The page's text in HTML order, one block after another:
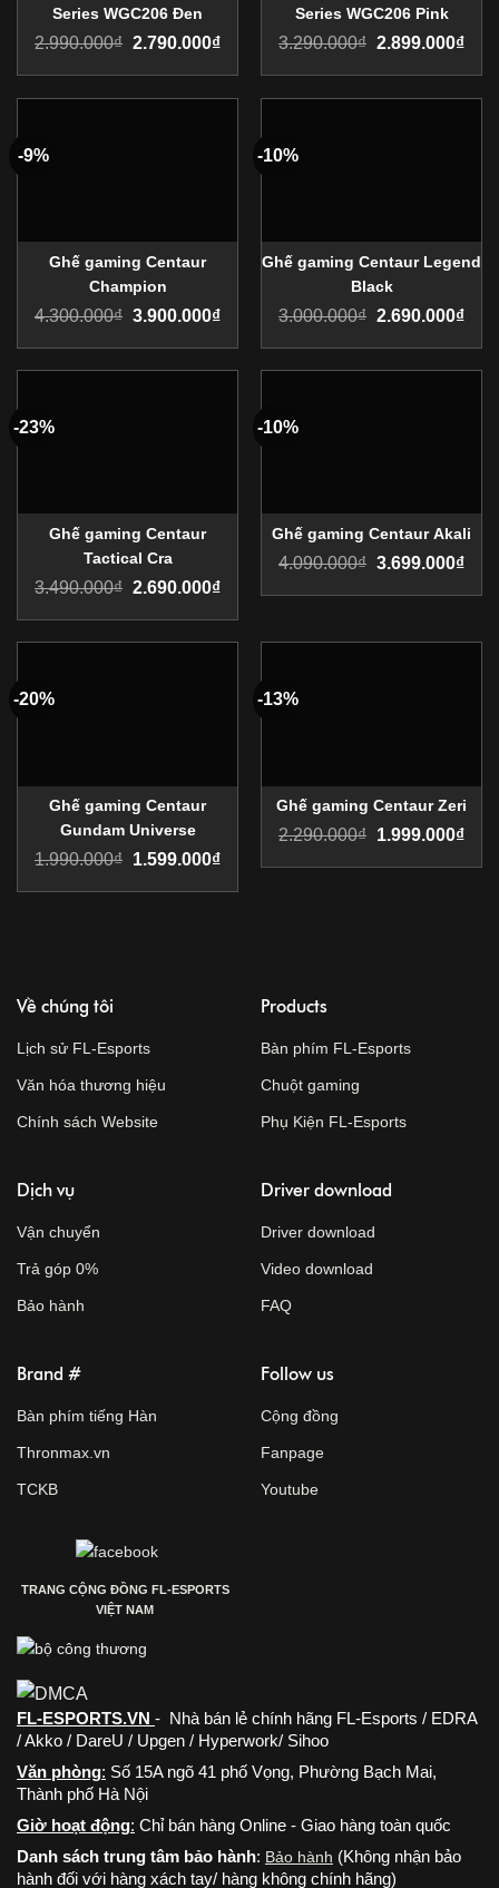
Series WGC206 Đen
2.990.000₫ 2.790.000₫
Series WGC206 Pink
3.290.000₫ 2.899.000₫
-9%
Ghế gaming Centaur
Champion
4.300.000₫ 3.900.000₫
-10%
Ghế gaming Centaur Legend
Black
3.000.000₫ 2.690.000₫
-23%
Ghế gaming Centaur
Tactical Cra
3.490.000₫ 2.690.000₫
-10%
Ghế gaming Centaur Akali
4.090.000₫ 3.699.000₫
-20%
Ghế gaming Centaur
Gundam Universe
1.990.000₫ 1.599.000₫
-13%
Ghế gaming Centaur Zeri
2.290.000₫ 1.999.000₫
Về chúng tôi
Lịch sử FL-Esports
Văn hóa thương hiệu
Chính sách Website
Products
Bàn phím FL-Esports
Chuột gaming
Phụ Kiện FL-Esports
Dịch vụ
Vận chuyển
Trả góp 0%
Bảo hành
Driver download
Driver download
Video download
FAQ
Brand #
Bàn phím tiếng Hàn
Thronmax.vn
TCKB
Follow us
Cộng đồng
Fanpage
Youtube
TRANG CỘNG ĐỒNG FL-ESPORTS
VIỆT NAM
FL-ESPORTS.VN - Nhà bán lẻ chính hãng FL-Esports / EDRA
/ Akko / DareU / Upgen / Hyperwork/ Sihoo
Văn phòng: Số 15A ngõ 41 phố Vọng, Phường Bạch Mai,
Thành phố Hà Nội
Giờ hoạt động: Chỉ bán hàng Online - Giao hàng toàn quốc
Danh sách trung tâm bảo hành: Bảo hành (Không nhận bảo
hành đối với hàng xách tay/ hàng không chính hãng)